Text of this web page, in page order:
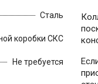
Сталь
коробки СКС
Не требуется